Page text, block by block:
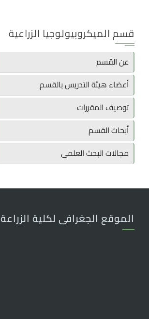
قسم الميكروبيولوجيا الزراعية
عن القسم
أعضاء هيئة التدريس بالقسم
توصيف المقررات
أبحاث القسم
مجالات البحث العلمى
الموقع الجغرافى لكلية الزراعة